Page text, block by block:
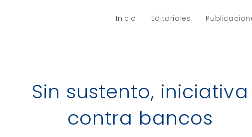
Inicio Editoriales
Sin sustento, iniciativa
contra bancos